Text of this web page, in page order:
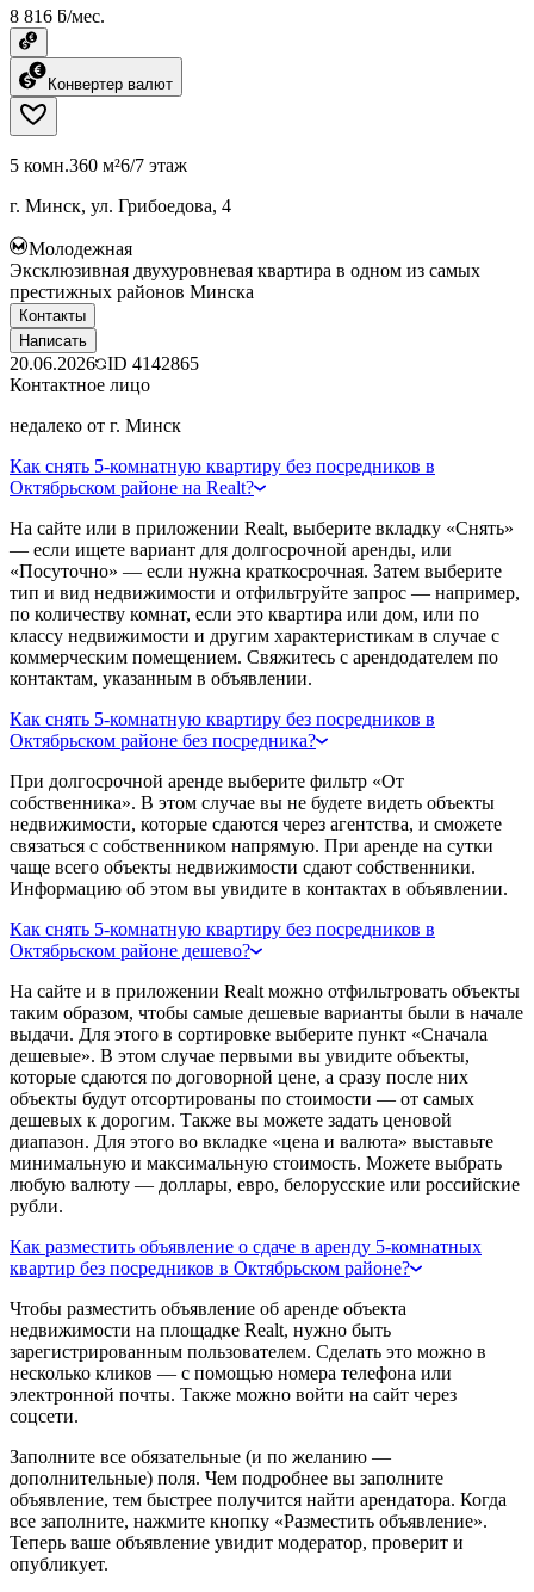
8 816 ƃ/мес.
Конвертер валют
5 комн.360 м²6/7 этаж
г. Минск, ул. Грибоедова, 4
Молодежная
Эксклюзивная двухуровневая квартира в одном из самых
престижных районов Минска
Контакты
Написать
20.06.2026 ID 4142865
Контактное лицо
недалеко от г. Минск
Как снять 5-комнатную квартиру без посредников в
Октябрьском районе на Realt?
На сайте или в приложении Realt, выберите вкладку «Снять»
— если ищете вариант для долгосрочной аренды, или
«Посуточно» — если нужна краткосрочная. Затем выберите
тип и вид недвижимости и отфильтруйте запрос — например,
по количеству комнат, если это квартира или дом, или по
классу недвижимости и другим характеристикам в случае с
коммерческим помещением. Свяжитесь с арендодателем по
контактам, указанным в объявлении.
Как снять 5-комнатную квартиру без посредников в
Октябрьском районе без посредника?
При долгосрочной аренде выберите фильтр «От
собственника». В этом случае вы не будете видеть объекты
недвижимости, которые сдаются через агентства, и сможете
связаться с собственником напрямую. При аренде на сутки
чаще всего объекты недвижимости сдают собственники.
Информацию об этом вы увидите в контактах в объявлении.
Как снять 5-комнатную квартиру без посредников в
Октябрьском районе дешево?
На сайте и в приложении Realt можно отфильтровать объекты
таким образом, чтобы самые дешевые варианты были в начале
выдачи. Для этого в сортировке выберите пункт «Сначала
дешевые». В этом случае первыми вы увидите объекты,
которые сдаются по договорной цене, а сразу после них
объекты будут отсортированы по стоимости — от самых
дешевых к дорогим. Также вы можете задать ценовой
диапазон. Для этого во вкладке «цена и валюта» выставьте
минимальную и максимальную стоимость. Можете выбрать
любую валюту — доллары, евро, белорусские или российские
рубли.
Как разместить объявление о сдаче в аренду 5-комнатных
квартир без посредников в Октябрьском районе?
Чтобы разместить объявление об аренде объекта
недвижимости на площадке Realt, нужно быть
зарегистрированным пользователем. Сделать это можно в
несколько кликов — с помощью номера телефона или
электронной почты. Также можно войти на сайт через
соцсети.
Заполните все обязательные (и по желанию —
дополнительные) поля. Чем подробнее вы заполните
объявление, тем быстрее получится найти арендатора. Когда
все заполните, нажмите кнопку «Разместить объявление».
Теперь ваше объявление увидит модератор, проверит и
опубликует.